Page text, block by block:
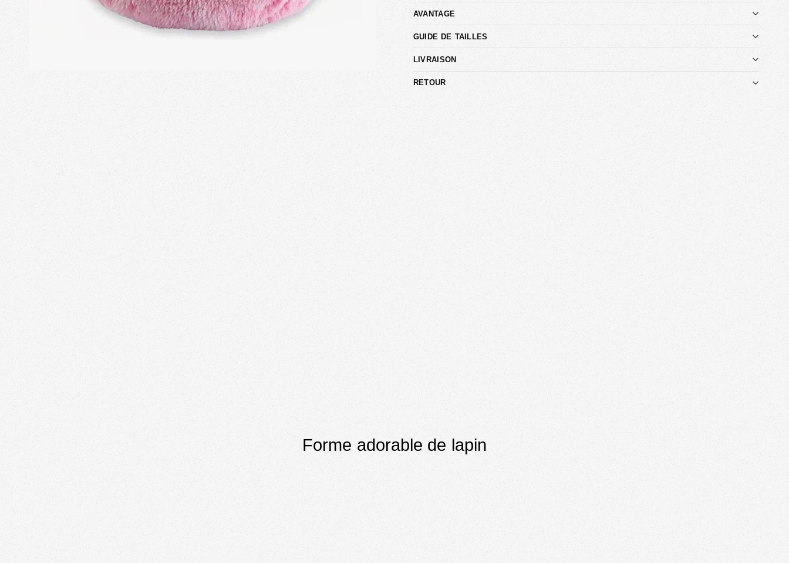
AVANTAGE
GUIDE DE TAILLES
LIVRAISON
RETOUR
Forme adorable de lapin